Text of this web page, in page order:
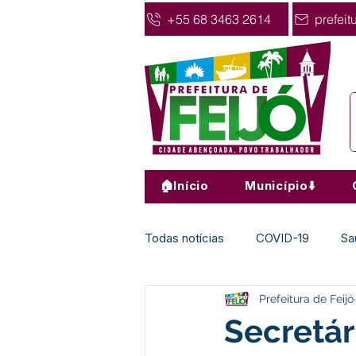
+55 68 3463 2614
🏠Início Município⬇️
Todas notícias COVID-19
Agricultura Nota de Pesar
Prefeitura de Feijó